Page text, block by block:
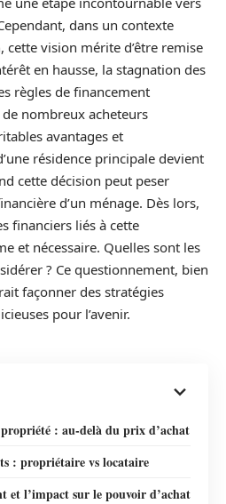
dans un contexte
vision mérite d’être remise
en hausse, la stagnation des
règles de financement
nombreux acheteurs
avantages et
résidence principale devient
cette décision peut peser
d’un ménage. Dès lors,
financiers liés à cette
et nécessaire. Quelles sont les
? Ce questionnement, bien
façonner des stratégies
pour l’avenir.
: au-delà du prix d’achat
: propriétaire vs locataire
et l’impact sur le pouvoir d’achat